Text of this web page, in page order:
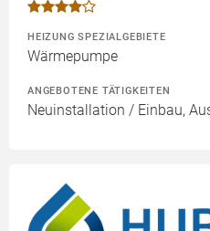
HEIZUNG SPEZIALGEBIETE
Wärmepumpe
ANGEBOTENE TÄTIGKEITEN
Neuinstallation / Einbau,